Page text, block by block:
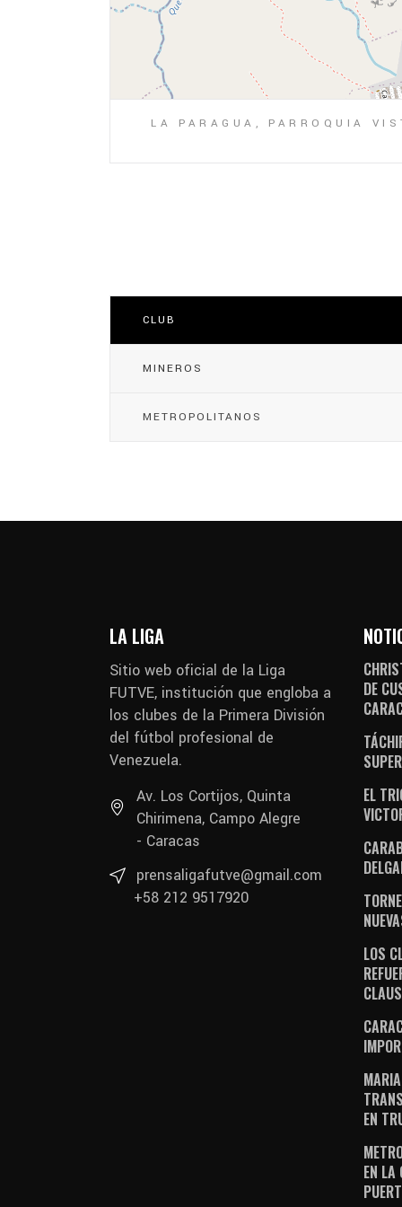
LA PARAGUA, PARROQUIA
CLUB
MINEROS
METROPOLITANOS
LA LIGA
Sitio web oficial de la Liga
FUTVE, institución que engloba a
los clubes de la Primera División
del fútbol profesional de
Venezuela.
Av. Los Cortijos, Quinta
Chirimena, Campo Alegre
- Caracas
prensaligafutve@gmail.com
+58 212 9517920
DE
EL
LOS
EN
EN LA